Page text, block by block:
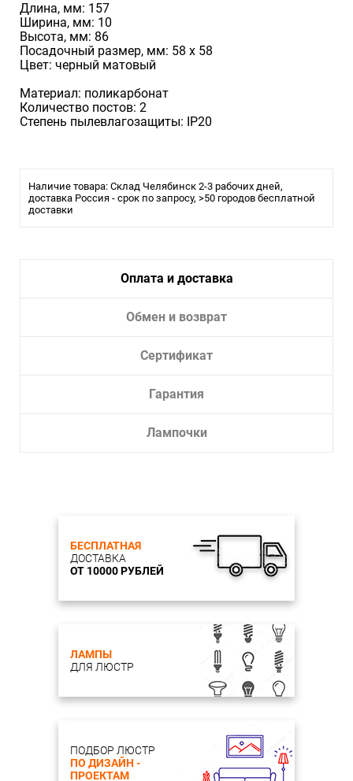
Длина, мм: 157
Ширина, мм: 10
Высота, мм: 86
Посадочный размер, мм: 58 х 58
Цвет: черный матовый
Материал: поликарбонат
Количество постов: 2
Степень пылевлагозащиты: IP20
Наличие товара: Склад Челябинск 2-3 рабочих дней,
доставка Россия - срок по запросу, >50 городов бесплатной
доставки
Оплата и доставка
Обмен и возврат
Сертификат
Гарантия
Лампочки
БЕСПЛАТНАЯ
ДОСТАВКА
ОТ 10000 РУБЛЕЙ
ЛАМПЫ
ДЛЯ ЛЮСТР
ПОДБОР ЛЮСТР
ПО ДИЗАЙН -
ПРОЕКТАМ